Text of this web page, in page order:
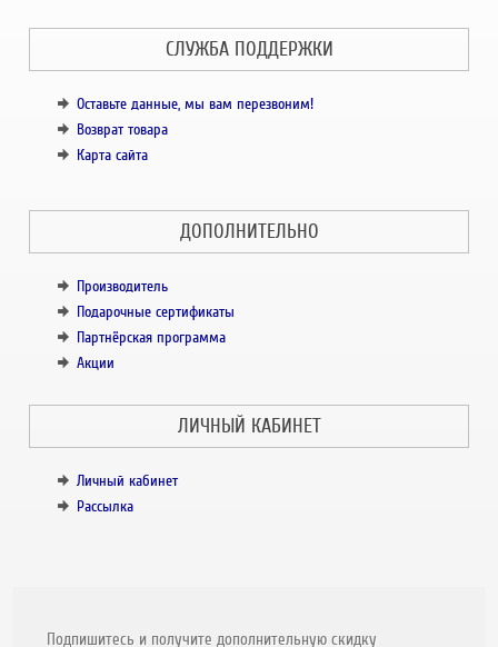
СЛУЖБА ПОДДЕРЖКИ
Оставьте данные, мы вам перезвоним!
Возврат товара
Карта сайта
ДОПОЛНИТЕЛЬНО
Производитель
Подарочные сертификаты
Партнёрская программа
Акции
ЛИЧНЫЙ КАБИНЕТ
Личный кабинет
Рассылка
Подпишитесь и получите дополнительную скидку